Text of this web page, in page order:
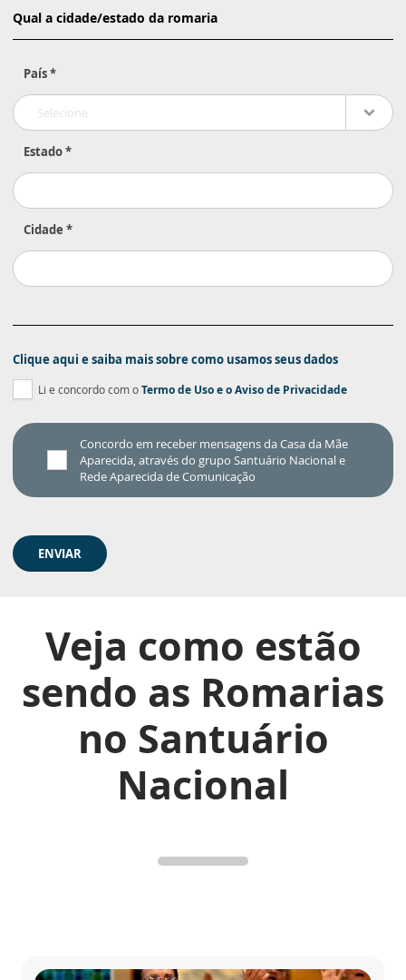
Qual a cidade/estado da romaria
País *
Selecione
Estado *
Cidade *
Clique aqui e saiba mais sobre como usamos seus dados
Li e concordo com oTermo de Usoe oAviso de Privacidade
Concordo em receber mensagens da Casa da Mãe
Aparecida, através do grupo Santuário Nacional e
Rede Aparecida de Comunicação
ENVIAR
Veja como estão
sendo as Romarias
no Santuário
Nacional